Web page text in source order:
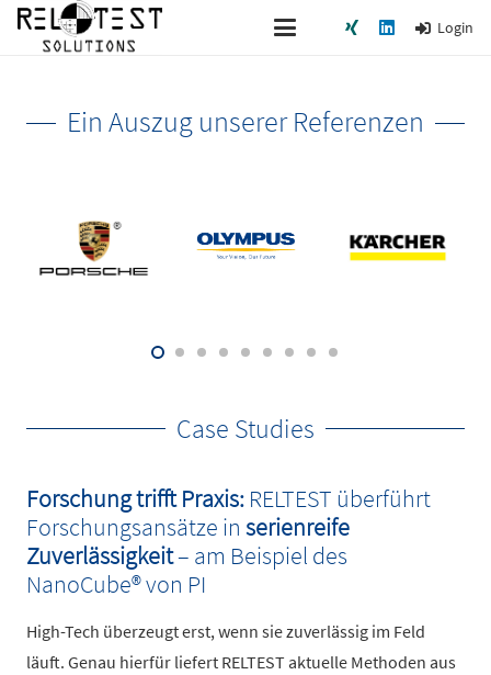
Login
Ein Auszug unserer Referenzen
Case Studies
Forschung trifft Praxis: RELTEST überführt
Forschungsansätze in serienreife
Zuverlässigkeit– am Beispiel des
NanoCube® von PI
High-Tech überzeugt erst, wenn sie zuverlässig im Feld
läuft. Genau hierfür liefert RELTEST aktuelle Methoden aus